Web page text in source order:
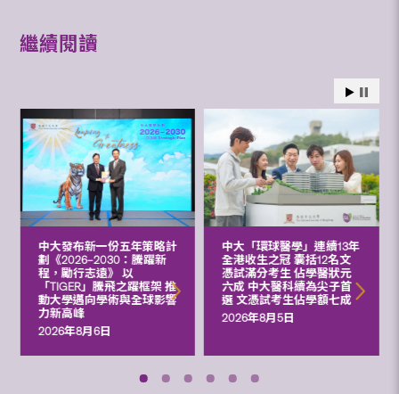
繼續閱讀
中大發布新一份五年策略計
劃《2026‒2030：騰躍新
程，勵行志遠》 以
「TIGER」騰飛之躍框架 推
動大學邁向學術與全球影響
力新高峰
2026年8月6日
中大「環球醫學」連續13年
全港收生之冠 囊括12名文
憑試滿分考生 佔學醫狀元
六成 中大醫科續為尖子首
選 文憑試考生佔學額七成
2026年8月5日